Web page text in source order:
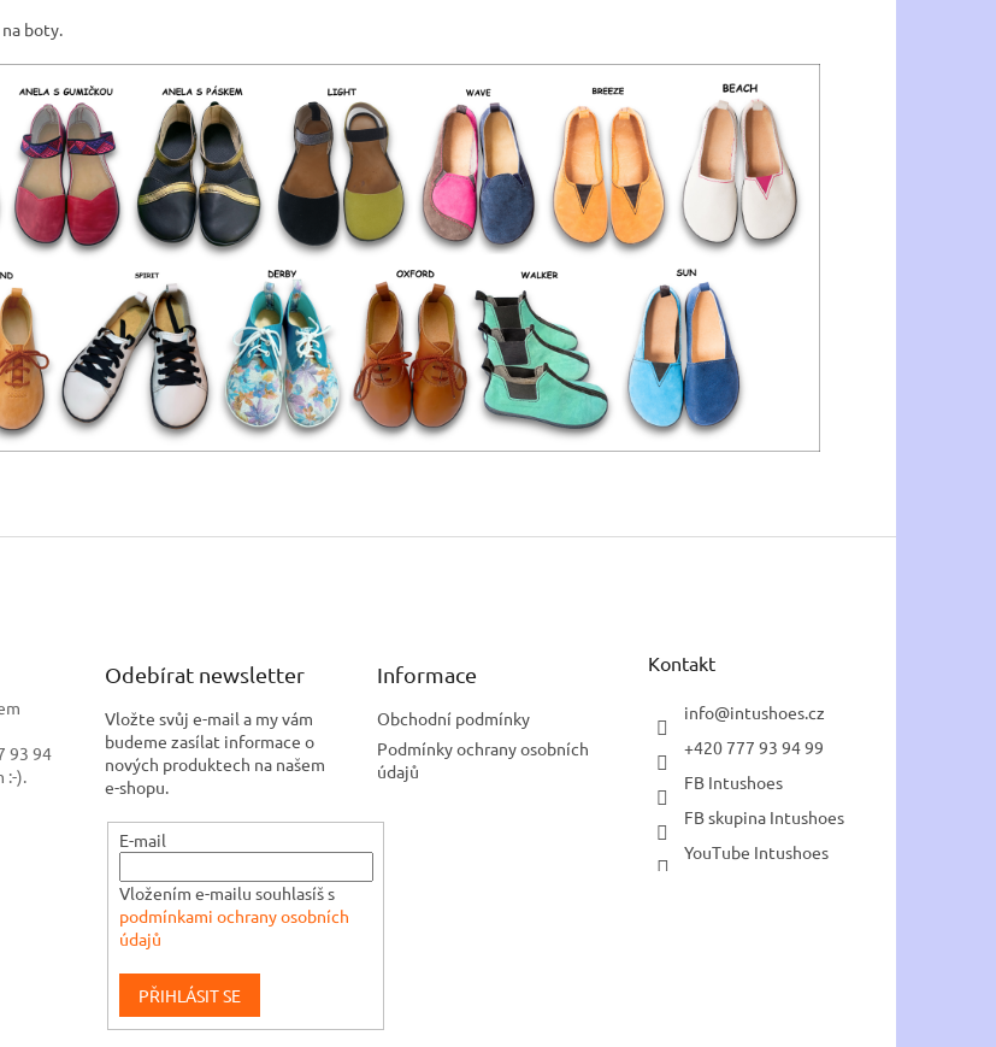
boty.
93 94
:-).
Odebírat newsletter
Vložte svůj e-mail a my vám
budeme zasílat informace o
nových produktech na našem
e-shopu.
E-mail
Vložením e-mailu souhlasíš s
podmínkami ochrany osobních
údajů
PŘIHLÁSIT SE
Informace
Obchodní podmínky
Podmínky ochrany osobních
údajů
Kontakt
info@intushoes.cz
+420 777 93 94 99
FB Intushoes
FB skupina Intushoes
YouTube Intushoes